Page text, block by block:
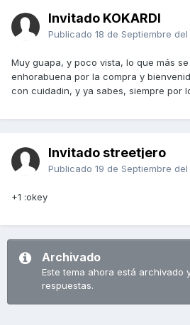
Invitado KOKARDI
Publicado 18 de Septiembre del
Muy guapa, y poco vista, lo que más
enhorabuena por la compra y
con cuidadin, y ya sabes, siempre por
Invitado streetjero
Publicado 19 de Septiembre del
+1 :okey
Archivado
Este tema ahora está archivado
respuestas.